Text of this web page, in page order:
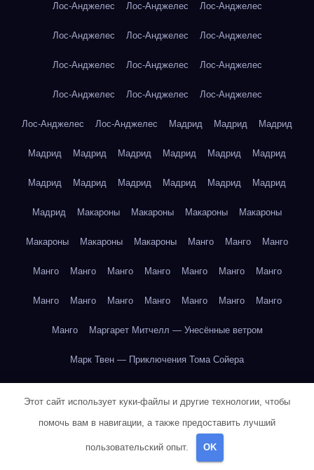
Лос-Анджелес Лос-Анджелес Лос-Анджелес
Лос-Анджелес Лос-Анджелес Лос-Анджелес
Лос-Анджелес Лос-Анджелес Лос-Анджелес
Лос-Анджелес Лос-Анджелес Лос-Анджелес
Лос-Анджелес Лос-Анджелес Мадрид Мадрид Мадрид
Мадрид Мадрид Мадрид Мадрид Мадрид Мадрид
Мадрид Мадрид Мадрид Мадрид Мадрид Мадрид
Мадрид Макароны Макароны Макароны Макароны
Макароны Макароны Макароны Манго Манго Манго
Манго Манго Манго Манго Манго Манго Манго
Манго Манго Манго Манго Манго Манго Манго
Манго Маргарет Митчелл — Унесённые ветром
Марк Твен — Приключения Тома Сойера
Марк Твен — Приключения Тома Сойера
Марк Твен — Приключения Тома Сойера
Этот сайт использует куки-файлы и другие технологии, чтобы
помочь вам в навигации, а также предоставить лучший
пользовательский опыт. OK